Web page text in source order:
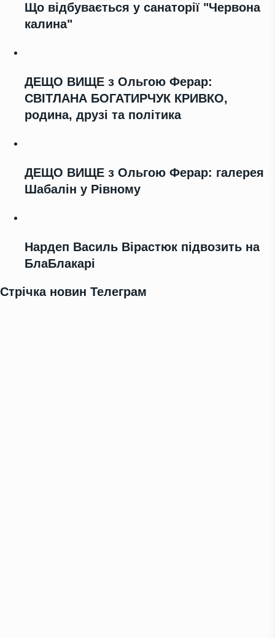
Що відбувається у санаторії "Червона
калина"
ДЕЩО ВИЩЕ з Ольгою Ферар:
СВІТЛАНА БОГАТИРЧУК КРИВКО,
родина, друзі та політика
ДЕЩО ВИЩЕ з Ольгою Ферар: галерея
Шабалін у Рівному
Нардеп Василь Вірастюк підвозить на
БлаБлакарі
Стрічка новин Телеграм